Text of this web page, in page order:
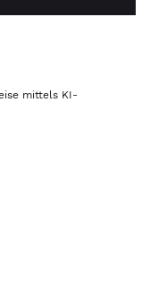
mittels KI-